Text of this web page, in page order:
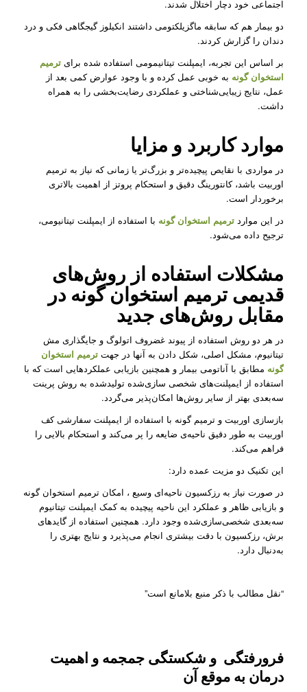
اجتماعی خود دچار اختلال شدند.
دو بیمار هم که سابقه ماگزیلکتومی داشتند انکیلوز گیجگاهی فکی و درد
دندان را گزارش کردند.
بر اساس این تجربه، ایمپلنت تیتانیمومی استفاده شده برای ترمیم
استخوان گونه به خوبی عمل کرده و با وجود عوارض کمی بعد از
عمل، نتایج زیبایی‌شناختی و عملکردی رضایت‌بخشی را به همراه
داشت.
موارد کاربرد و مزایا
در مواردی با نقایص پیچیده‌تر و بزرگ‌تر یا زمانی که نیاز به ترمیم
اوربیت باشد، کانتورینگ دقیق و استحکام پروتز از اهمیت بالاتری
برخوردار است.
در این موارد ترمیم استخوان گونه با استفاده از ایمپلنت تیتانیومی،
ترجیح داده می‌شود.
مشکلات استفاده از روش‌های
قدیمی ترمیم استخوان گونه در
مقابل روش‌های جدید
در هر دو روش استفاده از پیوند غضروف اتولوگ و جایگذاری مش
تیتانیوم، مشکل اصلی، شکل دادن به آنها در جهت ترمیم استخوان
گونه مطابق با آناتومی بیمار و همچنین بازیابی عملکردهایی است که با
استفاده از ایمپلنت‌های شخصی سازی‌شده تولید‌شده به روش پرینت
سه‌بعدی بهتر از سایر روش‌ها امکان‌پذیر می‌گردد.
بازسازی اوربیت و ترمیم گونه با استفاده از ایمپلنت سفارشی کف
اوربیت به طور دقیق ناحیه‌ی ضایعه را پر می‌کند و استحکام بالایی را
فراهم می‌کند.
این تکنیک دو مزیت عمده دارد:
در صورت نیاز به رزکسیون ناحیه‌ای‌ وسیع ، امکان ترمیم استخوان گونه
و بازیابی ظاهر و عملکرد این ناحیه پیچیده به کمک ایمپلنت تیتانیوم
سه‌بعدی شخصی‌سازی‌شده وجود دارد. همچنین استفاده از گایدهای
برش، رزکسیون با دقت بیشتری انجام می‌پذیرد و نتایج بهتری را
به‌دنبال دارد.
“نقل مطالب با ذکر منبع بلامانع است”
فرورفتگی و شکستگی جمجمه و اهمیت
درمان به موقع آن